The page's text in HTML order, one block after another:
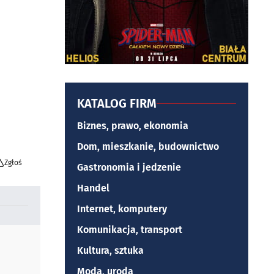
Zgłoś
KATALOG FIRM
Biznes, prawo, ekonomia
Dom, mieszkanie, budownictwo
Gastronomia i jedzenie
Handel
Internet, komputery
Komunikacja, transport
Kultura, sztuka
Moda, uroda